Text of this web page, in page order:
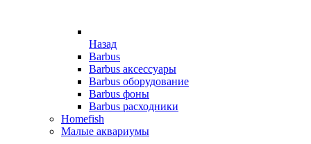
Назад
Barbus
Barbus аксессуары
Barbus оборудование
Barbus фоны
Barbus расходники
Homefish
Малые аквариумы